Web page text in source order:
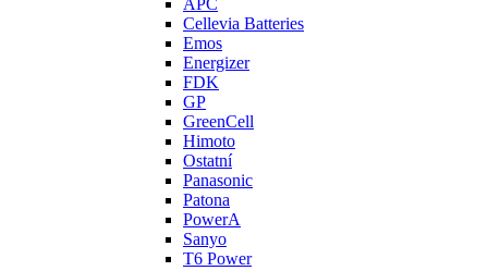
Cellevia Batteries
Emos
Energizer
FDK
GP
GreenCell
Himoto
Ostatní
Panasonic
Patona
PowerA
Sanyo
T6 Power